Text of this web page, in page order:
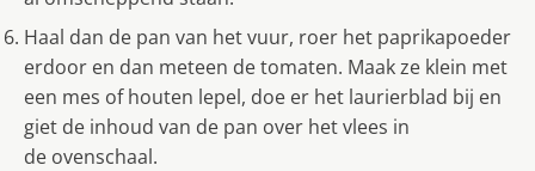
Haal dan de pan van het vuur, roer het paprikapoeder
erdoor en dan meteen de tomaten. Maak ze klein met
een mes of houten lepel, doe er het laurierblad bij en
giet de inhoud van de pan over het vlees in
de ovenschaal.